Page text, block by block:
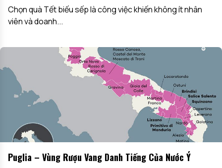
Chọn quà Tết biếu sếp là công việc khiến không ít nhân
viên và doanh...
Puglia – Vùng Rượu Vang Danh Tiếng Của Nước Ý